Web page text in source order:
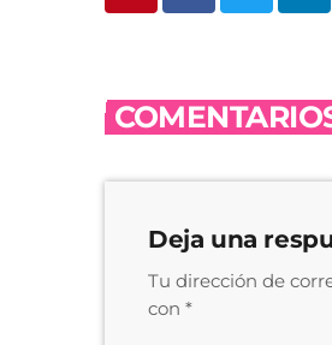
Deja una
Tu dirección de
con *